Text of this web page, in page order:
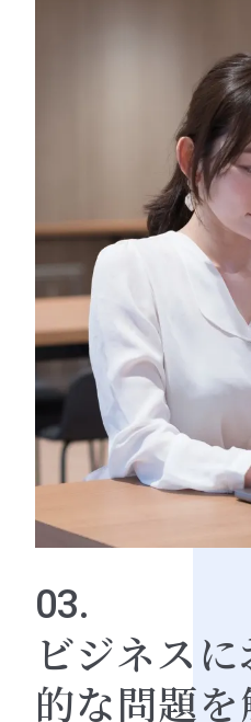
03.
ビジネス
的な問題